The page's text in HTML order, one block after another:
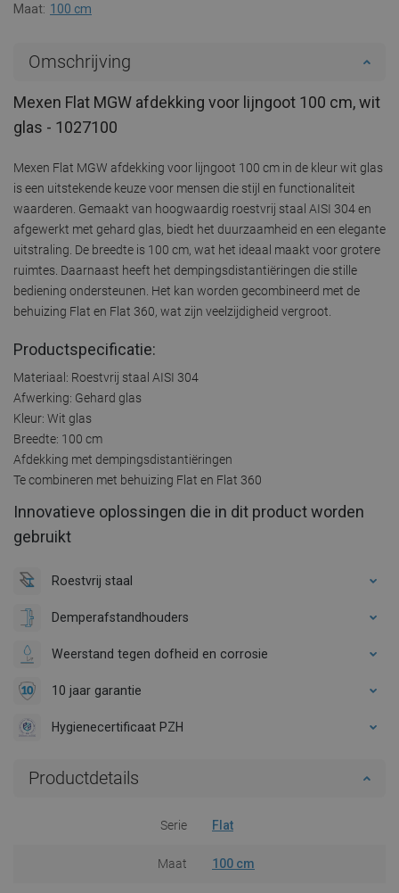
Maat: 100 cm
Omschrijving
Mexen Flat MGW afdekking voor lijngoot 100 cm, wit
glas - 1027100
Mexen Flat MGW afdekking voor lijngoot 100 cm in de kleur wit glas
is een uitstekende keuze voor mensen die stijl en functionaliteit
waarderen. Gemaakt van hoogwaardig roestvrij staal AISI 304 en
afgewerkt met gehard glas, biedt het duurzaamheid en een elegante
uitstraling. De breedte is 100 cm, wat het ideaal maakt voor grotere
ruimtes. Daarnaast heeft het dempingsdistantiëringen die stille
bediening ondersteunen. Het kan worden gecombineerd met de
behuizing Flat en Flat 360, wat zijn veelzijdigheid vergroot.
Productspecificatie:
Materiaal: Roestvrij staal AISI 304
Afwerking: Gehard glas
Kleur: Wit glas
Breedte: 100 cm
Afdekking met dempingsdistantiëringen
Te combineren met behuizing Flat en Flat 360
Innovatieve oplossingen die in dit product worden
gebruikt
Roestvrij staal
Demperafstandhouders
Weerstand tegen dofheid en corrosie
10 jaar garantie
Hygienecertificaat PZH
Productdetails
Serie Flat
Maat 100 cm